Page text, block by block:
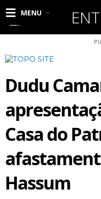
para
MENU
Dudu
Casa do
Hassum